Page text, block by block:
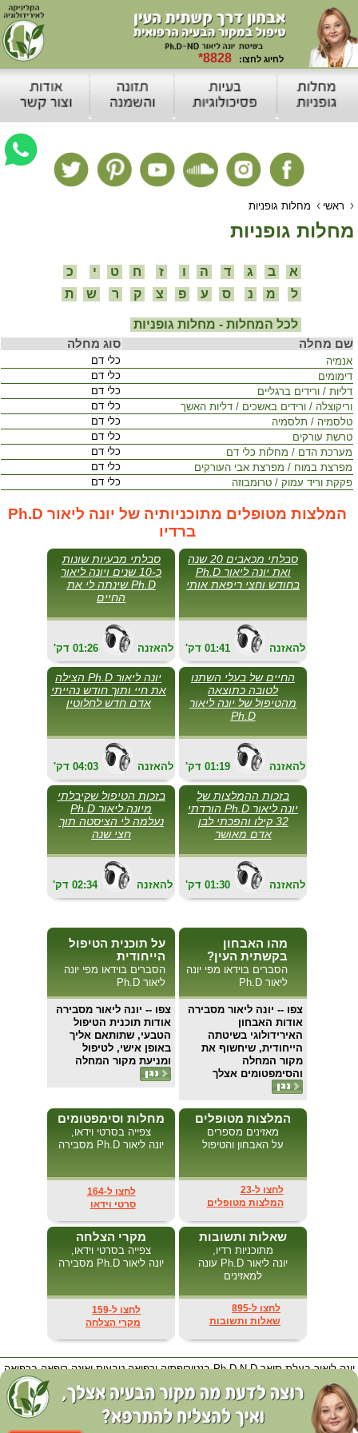
ראשי › מחלות גופניות ›
מחלות גופניות
א ב ג ד ה ו ז ח ט י
כ
ל
מ נ ס ע פ צ ק ר ש ת
לכל המחלות - מחלות גופניות
סוג מחלה שם מחלה
כלי דם
אנמיה
כלי דם
דימומים
כלי דם
דליות / ורידים ברגליים
כלי דם
וריקוצלה / ורידים באשכים / דליות האשך
כלי דם
טלסמיה / תלסמיה
כלי דם
טרשת עורקים
כלי דם
מערכת הדם / מחלות כלי דם
כלי דם
מפרצת במוח / מפרצת אבי העורקים
כלי דם
פקקת וריד עמוק / טרומבוזה
המלצות מטופלים מתוכניותיה של יונה ליאור Ph.D
ברדיו
סבלתי מבעיות שונות
כ-10 שנים ויונה ליאור
Ph.D שינתה לי את
החיים
'דק 01:26 להאזנה
סבלתי מכאבים 20 שנה
ואת יונה ליאור Ph.D
בחודש וחצי ריפאת אותי
'דק 01:41 להאזנה
יונה ליאור Ph.D הצילה
את חיי ותוך חודש נהייתי
אדם חדש לחלוטין
'דק 04:03 להאזנה
החיים של בעלי השתנו
לטובה כתוצאה
מהטיפול של יונה ליאור
Ph.D
'דק 01:19 להאזנה
בזכות הטיפול שקיבלתי
מיונה ליאור Ph.D
נעלמה לי הציסטה תוך
חצי שנה
02:34 להאזנה
בזכות ההמלצות של
יונה ליאור Ph.D הורדתי
32 קילו והפכתי לבן
אדם מאושר
'דק 01:30 להאזנה
על תוכנית הטיפול
הייחודית
הסברים בוידאו מפי יונה
ליאור Ph.D
צפו -- יונה ליאור מסבירה
אודות תוכנית הטיפול
הטבעי, שתותאם אליך
באופן אישי, לטיפול
ומניעת מקור המחלה
מהו האבחון
בקשתית העין?
הסברים בוידאו מפי יונה
ליאור Ph.D
צפו -- יונה ליאור מסבירה
אודות האבחון
האירידולוגי בשיטתה
הייחודית, שיחשוף את
מקור המחלה
והסימפטומים אצלך
מחלות וסימפטומים
צפייה בסרטי וידאו,
יונה ליאור Ph.D מסבירה
לחצו ל-164
סרטי וידאו
המלצות מטופלים
מאזינים מספרים
על האבחון והטיפול
לחצו ל-23
המלצות מטופלים
מקרי הצלחה
צפייה בסרטי וידאו,
יונה ליאור Ph.D מסבירה
לחצו ל-159
מקרי הצלחה
שאלות ותשובות
מתוכניות רדיו,
יונה ליאור Ph.D עונה
למאזינים
לחצו ל-895
שאלות ותשובות
יונה ליאור בעלת תואר Ph.D-N.D בנטורופתיה ורפואה טבעית ואינה רופאה ברפואה